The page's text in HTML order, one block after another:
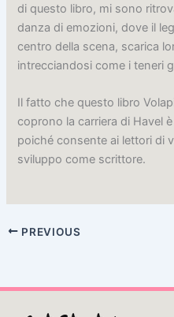
di questo libro, mi sono
danza di emozioni, dove il
centro della scena, scarica
intrecciandosi come i teneri
Il fatto che questo libro
coprono la carriera di Havel
poiché consente ai lettori di
sviluppo come scrittore.
PREVIOUS